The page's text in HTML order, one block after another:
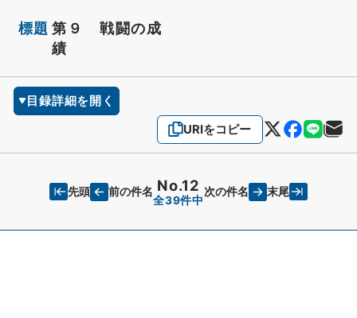
標題 第９ 戦闘の成
績
目録詳細を開く
URIをコピー
先頭 前の件名 No.12
全39件中
次の件名 末尾